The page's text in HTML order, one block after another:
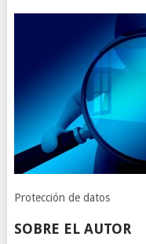
Protección de datos
SOBRE EL AUTOR